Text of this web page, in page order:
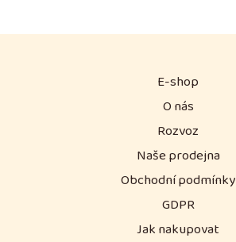
E-shop
O nás
Rozvoz
Naše prodejna
Obchodní podmínky
GDPR
Jak nakupovat